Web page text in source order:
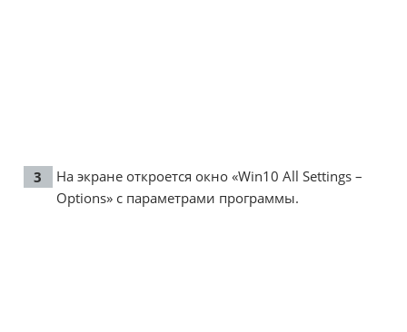
На экране откроется окно «Win10 All Settings –
Options» с параметрами программы.